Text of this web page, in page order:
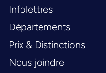
Infolettres
Départements
Prix & Distinctions
Nous joindre